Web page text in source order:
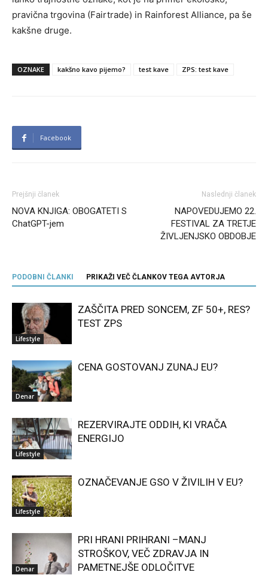
pravična trgovina (Fairtrade) in Rainforest Alliance, pa še
kakšne druge.
OZNAKE kakšno kavo pijemo? test kave ZPS: test kave
Facebook
Prejšnji članek
NOVA KNJIGA: OBOGATETI S
ChatGPT-jem
Naslednji članek
NAPOVEDUJEMO 22.
FESTIVAL ZA TRETJE
ŽIVLJENJSKO OBDOBJE
PODOBNI ČLANKI PRIKAŽI VEČ ČLANKOV TEGA AVTORJA
Lifestyle
ZAŠČITA PRED SONCEM, ZF 50+, RES?
TEST ZPS
Denar
CENA GOSTOVANJ ZUNAJ EU?
Lifestyle
REZERVIRAJTE ODDIH, KI VRAČA
ENERGIJO
Lifestyle
OZNAČEVANJE GSO V ŽIVILIH V EU?
Denar
PRI HRANI PRIHRANI –MANJ
STROŠKOV, VEČ ZDRAVJA IN
PAMETNEJŠE ODLOČITVE